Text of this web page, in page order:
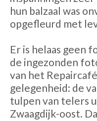
hun balzaal was
opgefleurd met
Er is helaas geen
de ingezonden
van het
gelegenheid: de
tulpen van telers
Zwaagdijk-oost.